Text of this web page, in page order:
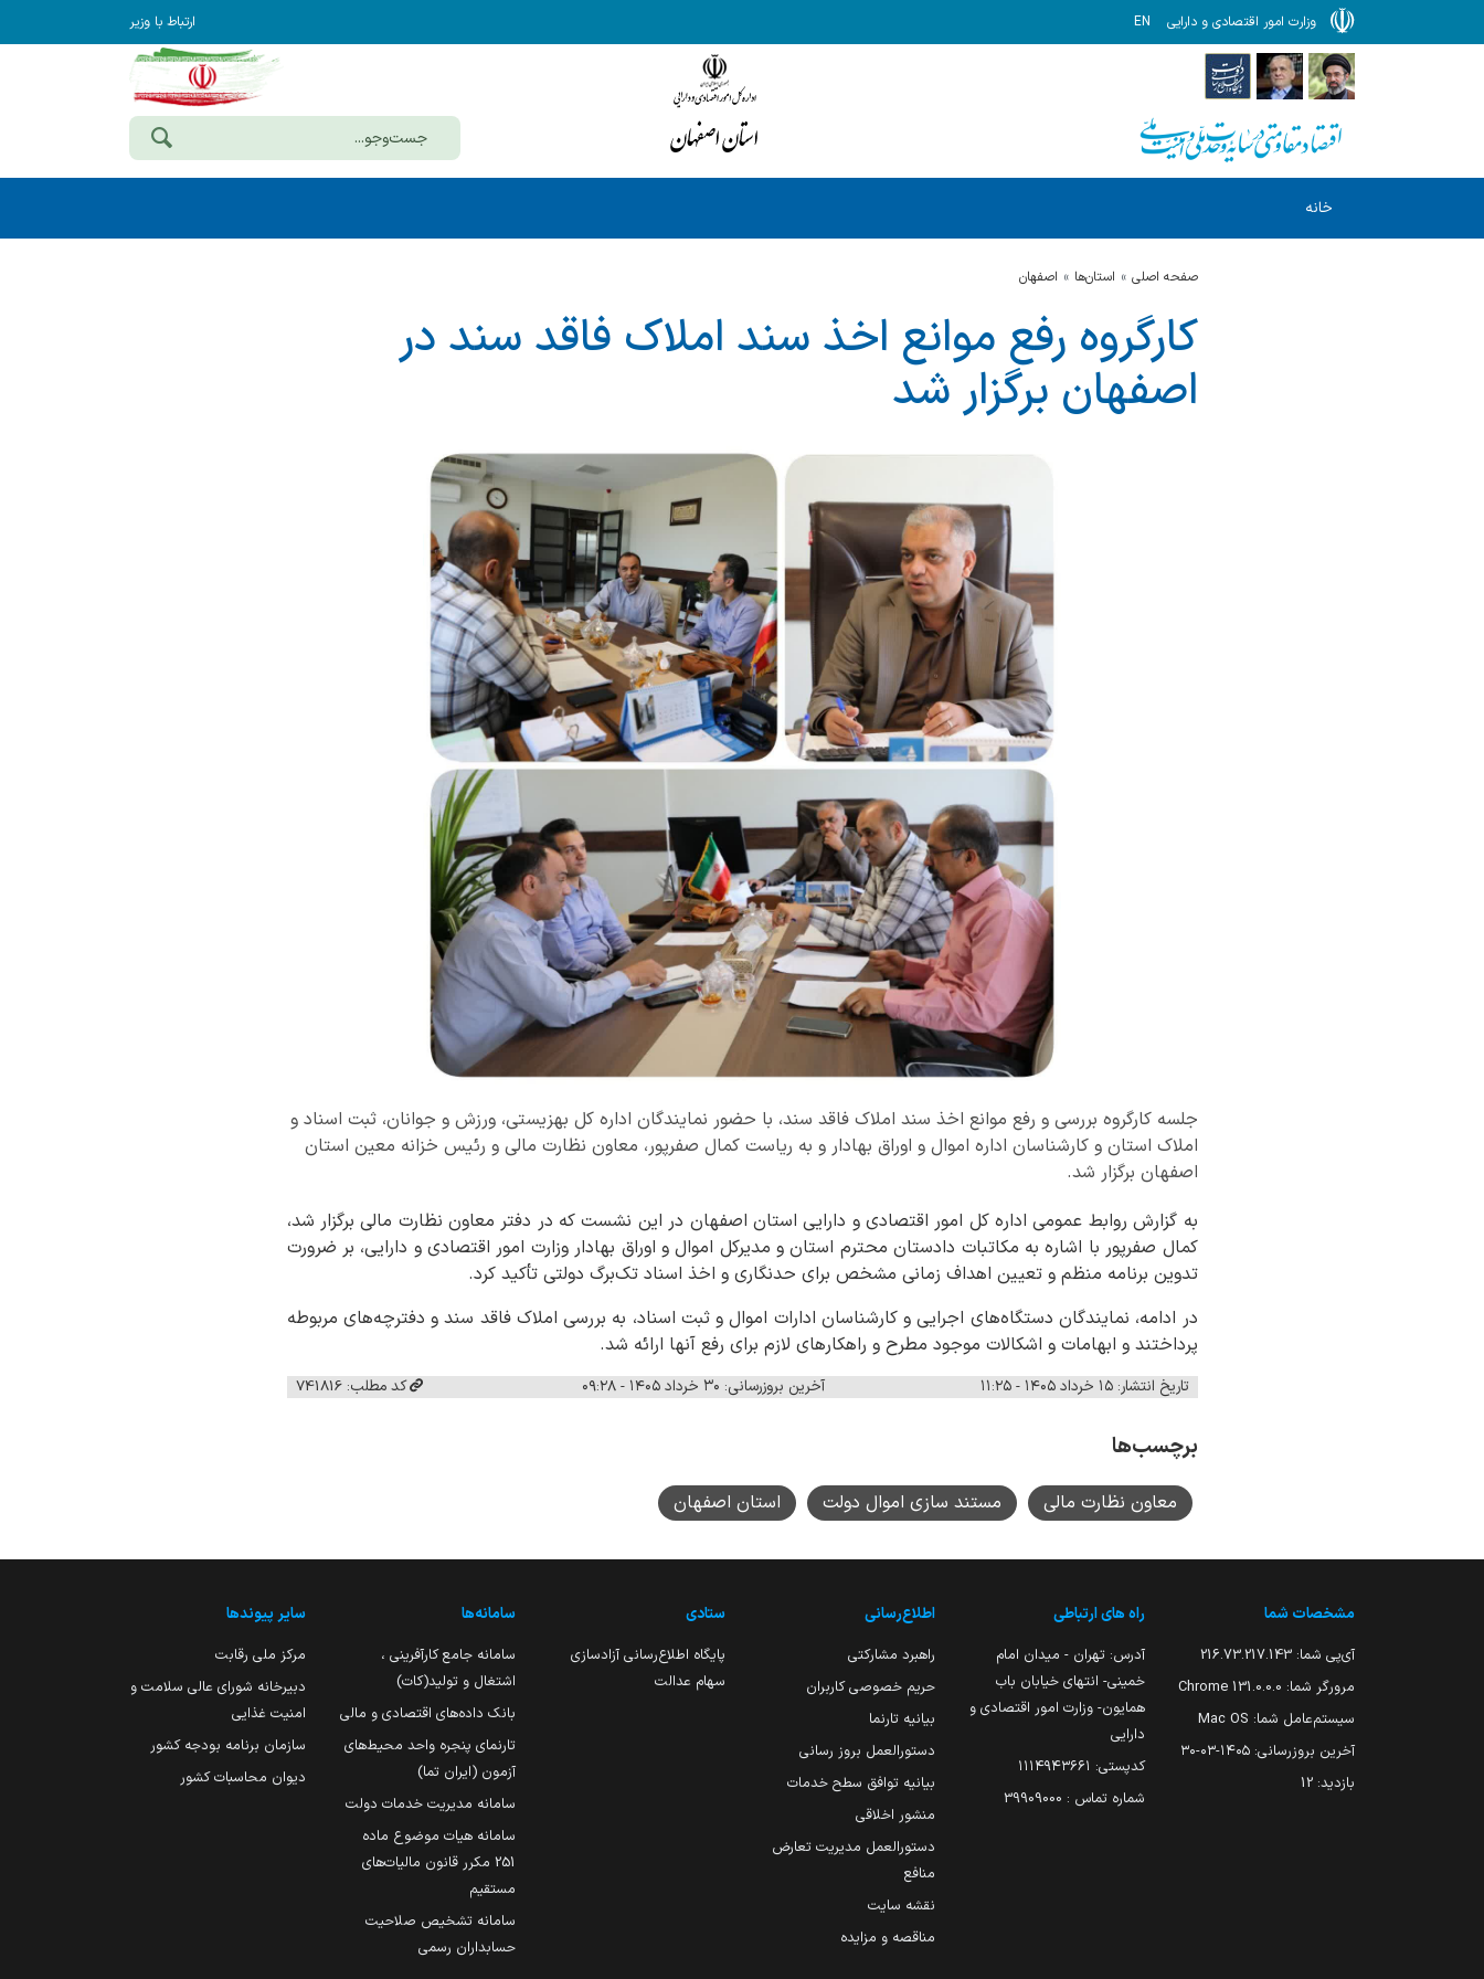
وزارت امور اقتصادی و دارایی EN ارتباط با وزیر
خانه
صفحه اصلی استان‌ها اصفهان
کارگروه رفع موانع اخذ سند املاک فاقد سند در
اصفهان برگزار شد
جلسه کارگروه بررسی و رفع موانع اخذ سند املاک فاقد سند، با حضور نمایندگان اداره کل بهزیستی، ورزش و جوانان، ثبت اسناد و
املاک استان و کارشناسان اداره اموال و اوراق بهادار و به ریاست کمال صفرپور، معاون نظارت مالی و رئیس خزانه معین استان
اصفهان برگزار شد.
به گزارش روابط عمومی اداره کل امور اقتصادی و دارایی استان اصفهان در این نشست که در دفتر معاون نظارت مالی برگزار شد،
کمال صفرپور با اشاره به مکاتبات دادستان محترم استان و مدیرکل اموال و اوراق بهادار وزارت امور اقتصادی و دارایی، بر ضرورت
تدوین برنامه منظم و تعیین اهداف زمانی مشخص برای حدنگاری و اخذ اسناد تک‌برگ دولتی تأکید کرد.
در ادامه، نمایندگان دستگاه‌های اجرایی و کارشناسان ادارات اموال و ثبت اسناد، به بررسی املاک فاقد سند و دفترچه‌های مربوطه
پرداختند و ابهامات و اشکالات موجود مطرح و راهکارهای لازم برای رفع آنها ارائه شد.
تاریخ انتشار: ۱۵ خرداد ۱۴۰۵ - ۱۱:۲۵ آخرین بروزرسانی: ۳۰ خرداد ۱۴۰۵ - ۰۹:۲۸ کد مطلب: 741816
برچسب‌ها
معاون نظارت مالی مستند سازی اموال دولت استان اصفهان
مشخصات شما
آی‌پی شما: 216.73.217.143
مرورگر شما: 131.0.0.0 Chrome
سیستم‌عامل شما: Mac OS
آخرین بروزرسانی: ۱۴۰۵-۰۳-۳۰
بازدید: 12
راه های ارتباطی
آدرس: تهران - میدان امام
خمینی- انتهای خیابان باب
همایون- وزارت امور اقتصادی و
دارایی
کدپستی: ۱۱۱۴۹۴۳۶۶۱
شماره تماس : 39909000
اطلاع‌رسانی
راهبرد مشارکتی
حریم خصوصی کاربران
بیانیه تارنما
دستورالعمل بروز رسانی
بیانیه توافق سطح خدمات
منشور اخلاقی
دستورالعمل مدیریت تعارض
منافع
نقشه سایت
مناقصه و مزایده
ستادی
پایگاه اطلاع‌رسانی آزادسازی
سهام عدالت
سامانه‌ها
سامانه جامع کارآفرینی ،
اشتغال و تولید(کات)
بانک داده‌های اقتصادی و مالی
تارنمای پنجره واحد محیط‌های
آزمون (ایران تما)
سامانه مدیریت خدمات دولت
سامانه هیات موضوع ماده
251 مکرر قانون مالیات‌های
مستقیم
سامانه تشخیص صلاحیت
حسابداران رسمی
سایر پیوندها
مرکز ملی رقابت
دبیرخانه شورای عالی سلامت و
امنیت غذایی
سازمان برنامه بودجه کشور
دیوان محاسبات کشور